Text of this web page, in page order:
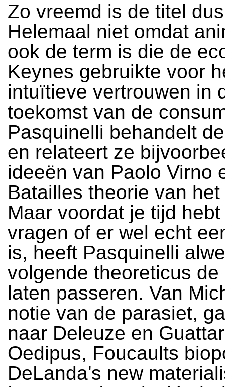
Zo vreemd is de titel
Helemaal niet omdat
ook de term is die de
Keynes gebruikte voor
intuïtieve vertrouwen in
toekomst van de
Pasquinelli behandelt
en relateert ze
ideeën van Paolo Virno
Batailles theorie van
Maar voordat je tijd
vragen of er wel echt
is, heeft Pasquinelli
volgende theoreticus de
laten passeren. Van
notie van de parasiet,
naar Deleuze en
Oedipus, Foucaults
DeLanda's new